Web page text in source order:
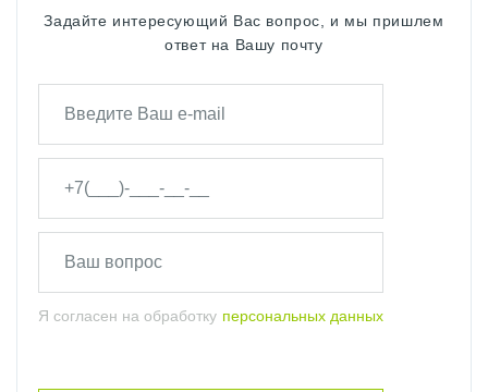
Задайте интересующий Вас вопрос, и мы пришлем
ответ на Вашу почту
Я согласен на обработку персональных данных